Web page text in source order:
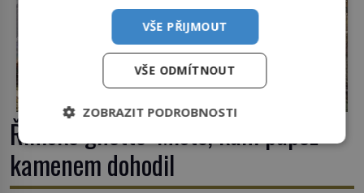
Římské ghetto: Místo, kam papež
kamenem dohodil
VŠE PŘIJMOUT
VŠE ODMÍTNOUT
ZOBRAZIT PODROBNOSTI